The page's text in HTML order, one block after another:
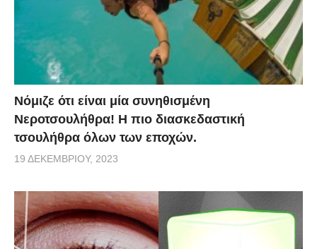
Νόμιζε ότι είναι μία συνηθισμένη
Νεροτσουλήθρα! Η πιο διασκεδαστική
τσουλήθρα όλων των εποχών.
19 ΔΕΚΕΜΒΡΊΟΥ, 2023